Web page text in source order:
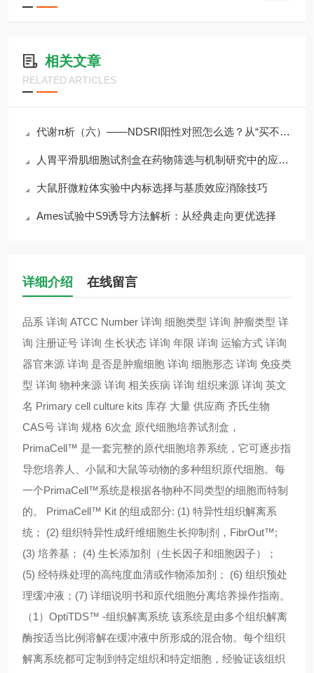
相关文章
RELATED ARTICLES
代谢π析（六）——NDSRI阳性对照怎么选？从“买不到”到“选得对”
人胃平滑肌细胞试剂盒在药物筛选与机制研究中的应用方案
大鼠肝微粒体实验中内标选择与基质效应消除技巧
Ames试验中S9诱导方法解析：从经典走向更优选择
详细介绍 在线留言
品系 详询 ATCC Number 详询 细胞类型 详询 肿瘤类型 详
询 注册证号 详询 生长状态 详询 年限 详询 运输方式 详询
器官来源 详询 是否是肿瘤细胞 详询 细胞形态 详询 免疫类
型 详询 物种来源 详询 相关疾病 详询 组织来源 详询 英文
名 Primary cell culture kits 库存 大量 供应商 齐氏生物
CAS号 详询 规格 6次盒 原代细胞培养试剂盒，
PrimaCell™ 是一套完整的原代细胞培养系统，它可逐步指
导您培养人、小鼠和大鼠等动物的多种组织原代细胞。每
一个PrimaCell™系统是根据各物种不同类型的细胞而特制
的。 PrimaCell™ Kit 的组成部分: (1) 特异性组织解离系
统； (2) 组织特异性成纤维细胞生长抑制剂，FibrOut™;
(3) 培养基； (4) 生长添加剂（生长因子和细胞因子）；
(5) 经特殊处理的高纯度血清或作物添加剂； (6) 组织预处
理缓冲液；(7) 详细说明书和原代细胞分离培养操作指南。
（1）OptiTDS™ -组织解离系统 该系统是由多个组织解离
酶按适当比例溶解在缓冲液中所形成的混合物。每个组织
解离系统都可定制到特定组织和特定细胞，经验证该组织